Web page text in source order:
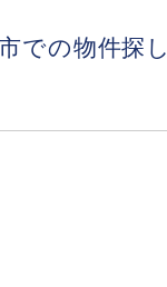
での物件探